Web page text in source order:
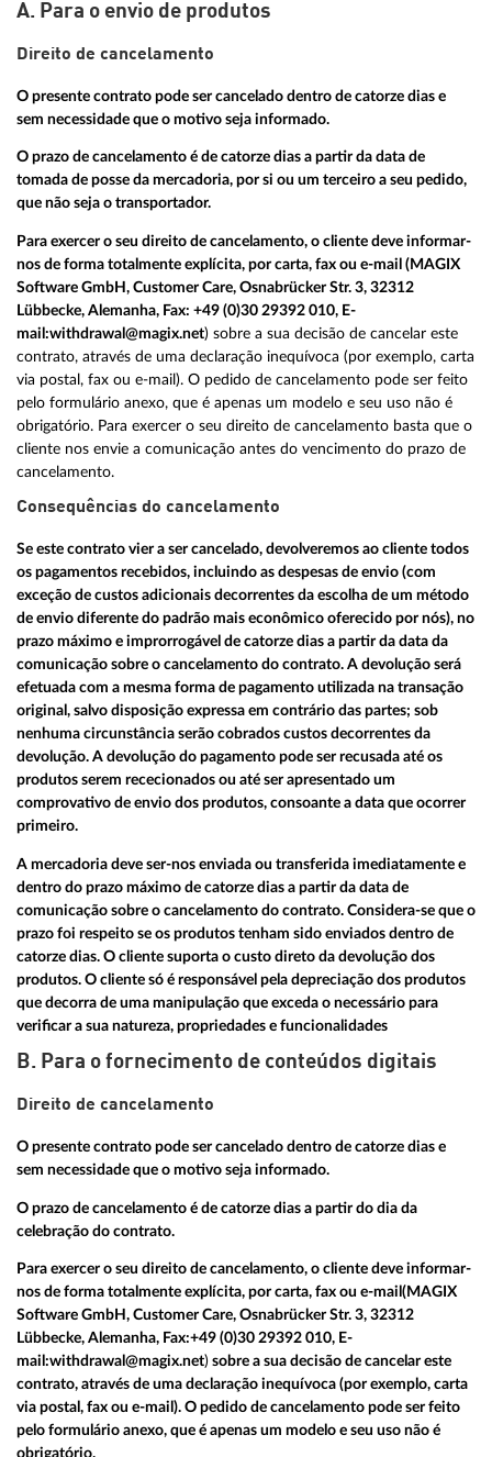
A. Para o envio de produtos
Direito de cancelamento
O presente contrato pode ser cancelado dentro de catorze dias e
sem necessidade que o motivo seja informado.
O prazo de cancelamento é de catorze dias a partir da data de
tomada de posse da mercadoria, por si ou um terceiro a seu pedido,
que não seja o transportador.
Para exercer o seu direito de cancelamento, o cliente deve informar-
nos de forma totalmente explícita, por carta, fax ou e-mail (MAGIX
Software GmbH, Customer Care, Osnabrücker Str. 3, 32312
Lübbecke, Alemanha, Fax: +49 (0)30 29392 010, E-
mail:withdrawal@magix.net) sobre a sua decisão de cancelar este
contrato, através de uma declaração inequívoca (por exemplo, carta
via postal, fax ou e-mail). O pedido de cancelamento pode ser feito
pelo formulário anexo, que é apenas um modelo e seu uso não é
obrigatório. Para exercer o seu direito de cancelamento basta que o
cliente nos envie a comunicação antes do vencimento do prazo de
cancelamento.
Consequências do cancelamento
Se este contrato vier a ser cancelado, devolveremos ao cliente todos
os pagamentos recebidos, incluindo as despesas de envio (com
exceção de custos adicionais decorrentes da escolha de um método
de envio diferente do padrão mais econômico oferecido por nós), no
prazo máximo e improrrogável de catorze dias a partir da data da
comunicação sobre o cancelamento do contrato. A devolução será
efetuada com a mesma forma de pagamento utilizada na transação
original, salvo disposição expressa em contrário das partes; sob
nenhuma circunstância serão cobrados custos decorrentes da
devolução. A devolução do pagamento pode ser recusada até os
produtos serem rececionados ou até ser apresentado um
comprovativo de envio dos produtos, consoante a data que ocorrer
primeiro.
A mercadoria deve ser-nos enviada ou transferida imediatamente e
dentro do prazo máximo de catorze dias a partir da data de
comunicação sobre o cancelamento do contrato. Considera-se que o
prazo foi respeito se os produtos tenham sido enviados dentro de
catorze dias. O cliente suporta o custo direto da devolução dos
produtos. O cliente só é responsável pela depreciação dos produtos
que decorra de uma manipulação que exceda o necessário para
verificar a sua natureza, propriedades e funcionalidades
B. Para o fornecimento de conteúdos digitais
Direito de cancelamento
O presente contrato pode ser cancelado dentro de catorze dias e
sem necessidade que o motivo seja informado.
O prazo de cancelamento é de catorze dias a partir do dia da
celebração do contrato.
Para exercer o seu direito de cancelamento, o cliente deve informar-
nos de forma totalmente explícita, por carta, fax ou e-mail (MAGIX
Software GmbH, Customer Care, Osnabrücker Str. 3, 32312
Lübbecke, Alemanha, Fax:+49 (0)30 29392 010, E-
mail:withdrawal@magix.net) sobre a sua decisão de cancelar este
contrato, através de uma declaração inequívoca (por exemplo, carta
via postal, fax ou e-mail). O pedido de cancelamento pode ser feito
pelo formulário anexo, que é apenas um modelo e seu uso não é
obrigatório.